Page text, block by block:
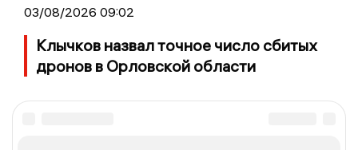
03/08/2026 09:02
Клычков назвал точное число сбитых
дронов в Орловской области